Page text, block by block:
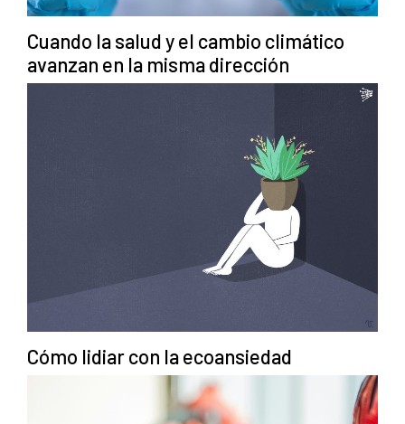
Cuando la salud y el cambio climático
avanzan en la misma dirección
Cómo lidiar con la ecoansiedad